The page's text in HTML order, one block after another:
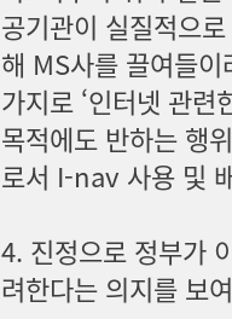
공기관이 실질적으
해 MS사를 끌여들
가지로 ‘인터넷 관련
목적에도 반하는 행
로서 I-nav 사용 및
4. 진정으로 정부가
려한다는 의지를 보